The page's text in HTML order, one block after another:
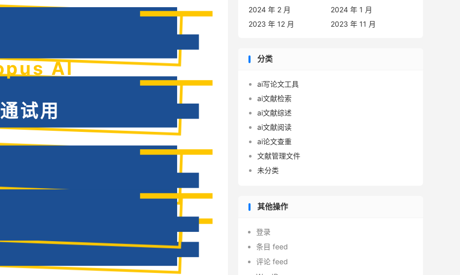
AI
试用
2024 年 2 月
2024 年 1 月
2023 年 12 月
2023 年 11 月
分类
ai写论文工具
ai文献检索
ai文献综述
ai文献阅读
ai论文查重
文献管理文件
未分类
其他操作
登录
条目 feed
评论 feed